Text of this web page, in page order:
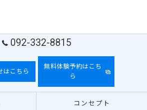
092-332-8815
はこちら
無料体験予約はこち
ら
コンセプト